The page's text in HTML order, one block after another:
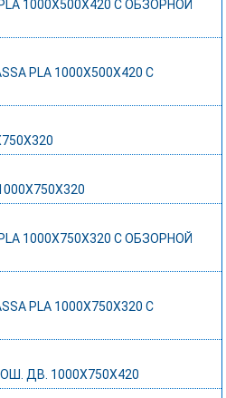
1000X500X420 C ОБЗОРНОЙ
PLA 1000X500X420 C
1000X750X320 C ОБЗОРНОЙ
PLA 1000X750X320 C
ДВ. 1000Х750Х420